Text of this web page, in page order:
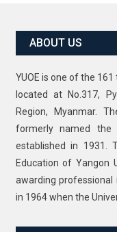
ABOUT US
YUOE is one of the
located at No.317,
Region, Myanmar.
formerly named the
established in 1931.
Education of Yangon
awarding
in 1964 when the